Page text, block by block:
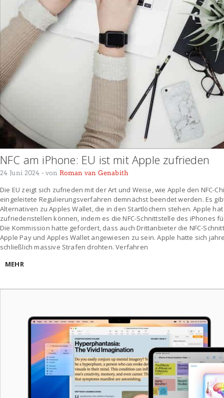
NFC am iPhone: EU ist mit Apple zufrieden
24 Juni 2024 - von Roman van Genabith
Die EU zeigt sich zufrieden mit der Art und Weise, wie Apple den NFC-
eingeleitete Regulierungsverfahren demnächst beendet werden. Es
Alternativen zu Apples Wallet, die in den Startlöchern stehen. Apple
zufriedenstellen können, indem es die NFC-Schnittstelle des iPhones
Die Kommission hatte gefordert, dass auch Drittanbieter die NFC-
Apple Pay und Apples Wallet angewiesen zu sein. Apple hatte sich
schließlich massive Strafen drohten. Verfahren
MEHR